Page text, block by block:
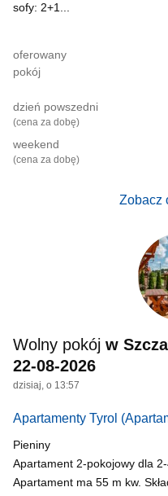
sofy: 2+1...
oferowany
pokój
dzień powszedni
(cena za dobę)
weekend
(cena za dobę)
Zobacz
Wolny pokój w
22-08-2026
dzisiaj, o 13:57
Apartamenty Tyrol
Pieniny
Apartament 2-pokojowy dla
Apartament ma 55 m kw.